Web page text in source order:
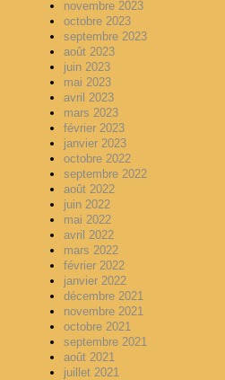
novembre 2023
octobre 2023
septembre 2023
août 2023
juin 2023
mai 2023
avril 2023
mars 2023
février 2023
janvier 2023
octobre 2022
septembre 2022
août 2022
juin 2022
mai 2022
avril 2022
mars 2022
février 2022
janvier 2022
décembre 2021
novembre 2021
octobre 2021
septembre 2021
août 2021
juillet 2021